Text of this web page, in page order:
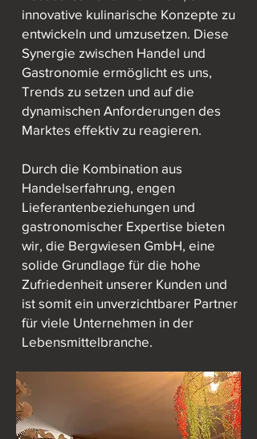
innovative kulinarische Konzepte zu
entwickeln und umzusetzen. Diese
Synergie zwischen Handel und
Gastronomie ermöglicht es uns,
Trends zu setzen und auf die
dynamischen Anforderungen des
Marktes effektiv zu reagieren.
Durch die Kombination aus
Handelserfahrung, engen
Lieferantenbeziehungen und
gastronomischer Expertise bieten
wir, die Bergwiesen GmbH, eine
solide Grundlage für die hohe
Zufriedenheit unserer Kunden und
ist somit ein unverzichtbarer Partner
für viele Unternehmen in der
Lebensmittelbranche.